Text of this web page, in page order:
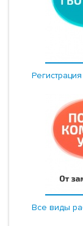
Все виды